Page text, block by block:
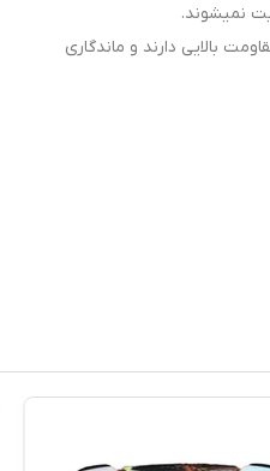
نمیشوند.
بالایی دارند و ماندگاری